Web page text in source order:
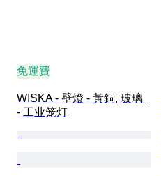
免運費
WISKA - 壁燈 - 黃銅, 玻璃
- 工业笼灯